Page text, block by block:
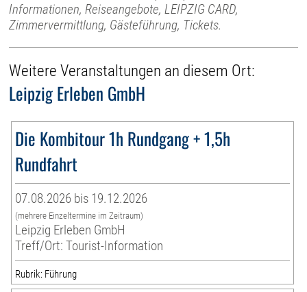
Informationen, Reiseangebote, LEIPZIG CARD,
Zimmervermittlung, Gästeführung, Tickets.
Weitere Veranstaltungen an diesem Ort:
Leipzig Erleben GmbH
Die Kombitour 1h Rundgang + 1,5h
Rundfahrt
07.08.2026 bis 19.12.2026
(mehrere Einzeltermine im Zeitraum)
Leipzig Erleben GmbH
Treff/Ort: Tourist-Information
Rubrik: Führung